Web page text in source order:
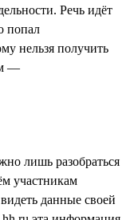
Речь идёт
попал
нельзя получить
—
лишь разобраться
участникам
данные своей